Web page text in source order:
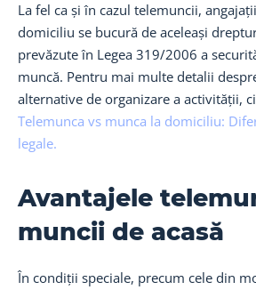
La fel ca și în cazul telemuncii,
domiciliu se bucură de aceleași
prevăzute în Legea 319/2006 a
muncă. Pentru mai multe detalii
alternative de organizare a activității,
Telemunca vs munca la domiciliu:
legale.
Avantajele
muncii de acasă
În condiții speciale, precum cele din